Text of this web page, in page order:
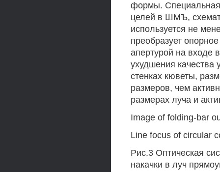
формы. Специальная
целей в ШМЪ,
используется не
преобразует
апертурой на входе
ухудшения качества
стенках кюветы,
размеров, чем
размерах луча и
Image of folding-bar
Line focus of circular
Рис.3 Оптическая
накачки в луч